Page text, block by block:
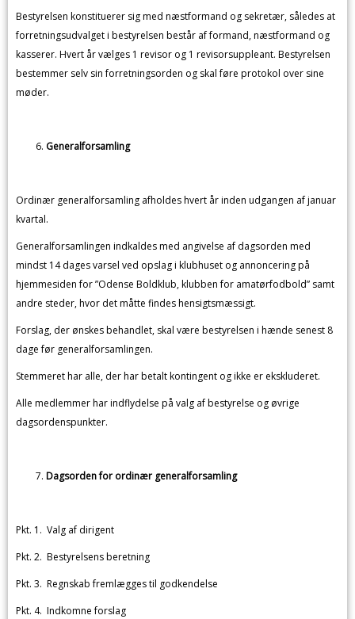
Bestyrelsen konstituerer sig med næstformand og sekretær, således at
forretningsudvalget i bestyrelsen består af formand, næstformand og
kasserer. Hvert år vælges 1 revisor og 1 revisorsuppleant. Bestyrelsen
bestemmer selv sin forretningsorden og skal føre protokol over sine
møder.
Generalforsamling
Ordinær generalforsamling afholdes hvert år inden udgangen af januar
kvartal.
Generalforsamlingen indkaldes med angivelse af dagsorden med
mindst 14 dages varsel ved opslag i klubhuset og annoncering på
hjemmesiden for ”Odense Boldklub, klubben for amatørfodbold” samt
andre steder, hvor det måtte findes hensigtsmæssigt.
Forslag, der ønskes behandlet, skal være bestyrelsen i hænde senest 8
dage før generalforsamlingen.
Stemmeret har alle, der har betalt kontingent og ikke er ekskluderet.
Alle medlemmer har indflydelse på valg af bestyrelse og øvrige
dagsordenspunkter.
Dagsorden for ordinær generalforsamling
Pkt. 1. Valg af dirigent
Pkt. 2. Bestyrelsens beretning
Pkt. 3. Regnskab fremlægges til godkendelse
Pkt. 4. Indkomne forslag